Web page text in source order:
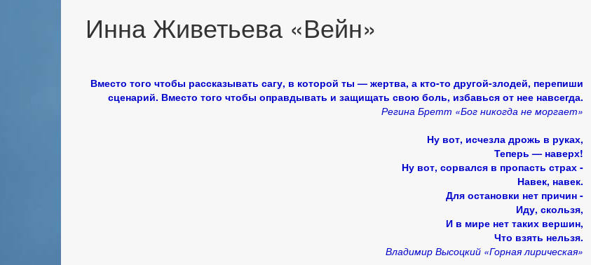
Инна Живетьева «Вейн»
Вместо того чтобы рассказывать сагу, в которой ты — жертва, а кто-то другой-злодей, перепиши
сценарий. Вместо того чтобы оправдывать и защищать свою боль, избавься от нее навсегда.
Регина Бретт «Бог никогда не моргает»
Ну вот, исчезла дрожь в руках,
Теперь — наверх!
Ну вот, сорвался в пропасть страх -
Навек, навек.
Для остановки нет причин -
Иду, скользя,
И в мире нет таких вершин,
Что взять нельзя.
Владимир Высоцкий «Горная лирическая»